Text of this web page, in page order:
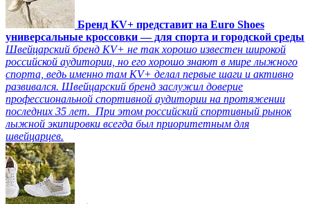
Бренд KV+ представит на Euro Shoes
универсальные кроссовки — для спорта и городской среды
Швейцарский бренд KV+ не так хорошо известен широкой
российской аудитории, но его хорошо знают в мире лыжного
спорта, ведь именно там KV+ делал первые шаги и активно
развивался. Швейцарский бренд заслужил доверие
профессиональной спортивной аудитории на протяжении
последних 35 лет. При этом российский спортивный рынок
лыжной экипировки всегда был приоритетным для
швейцарцев.